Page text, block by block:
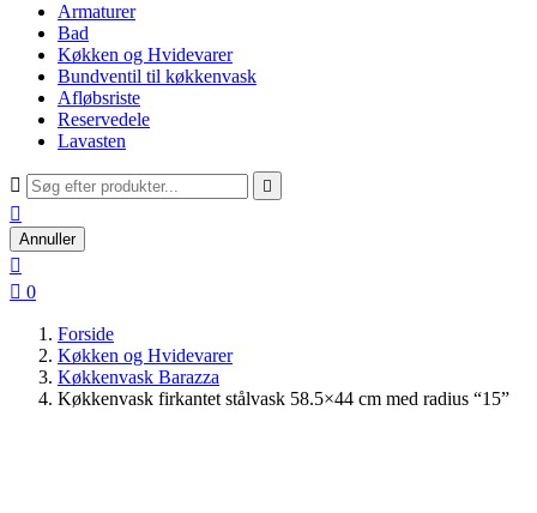
Armaturer
Bad
Køkken og Hvidevarer
Bundventil til køkkenvask
Afløbsriste
Reservedele
Lavasten
 

Annuller

 0
Forside
Køkken og Hvidevarer
Køkkenvask Barazza
Køkkenvask firkantet stålvask 58.5×44 cm med radius “15”